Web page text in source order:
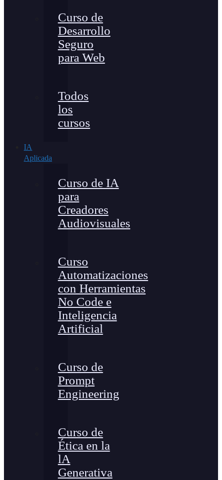
Curso de
Desarrollo
Seguro
para Web
Todos
los
cursos
IA
Aplicada
Curso de IA
para
Creadores
Audiovisuales
Curso
Automatizaciones
con Herramientas
No Code e
Inteligencia
Artificial
Curso de
Prompt
Engineering
Curso de
Ética en la
lA
Generativa